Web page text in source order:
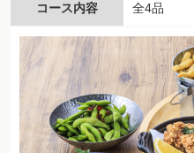
コース内容
全4品